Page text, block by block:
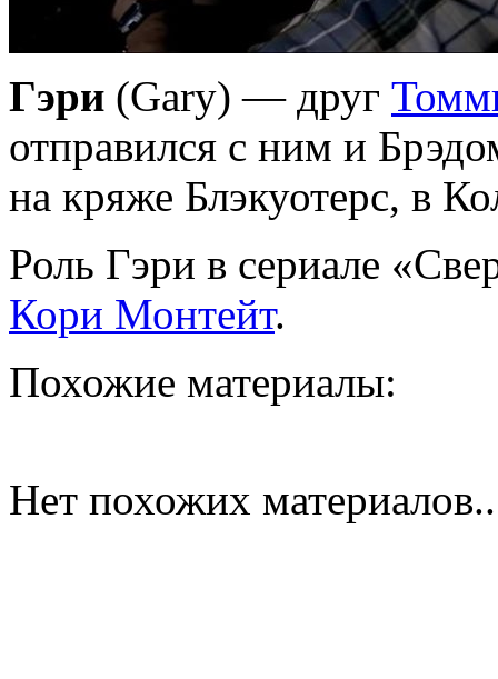
Гэри (Gary) — друг
отправился с ним и
на кряже Блэкуотерс, в
Роль Гэри в сериале
Кори Монтейт.
Похожие материалы:
Нет похожих